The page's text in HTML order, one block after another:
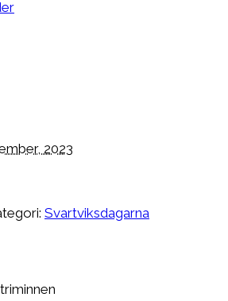
2023
Svartviksdagarna